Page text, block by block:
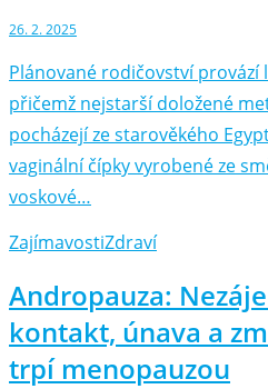
26. 2. 2025
Plánované rodičovství
přičemž nejstarší doložené
pocházejí ze starověkého
vaginální čípky vyrobené ze
voskové…
ZajímavostiZdraví
Andropauza:
kontakt, únava a
trpí menopauzou